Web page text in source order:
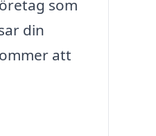
som
din
att